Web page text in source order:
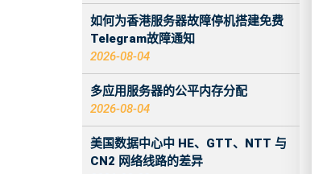
如何为香港服务器故障停机搭建免费
Telegram故障通知
2026-08-04
多应用服务器的公平内存分配
2026-08-04
美国数据中心中 HE、GTT、NTT 与
CN2 网络线路的差异